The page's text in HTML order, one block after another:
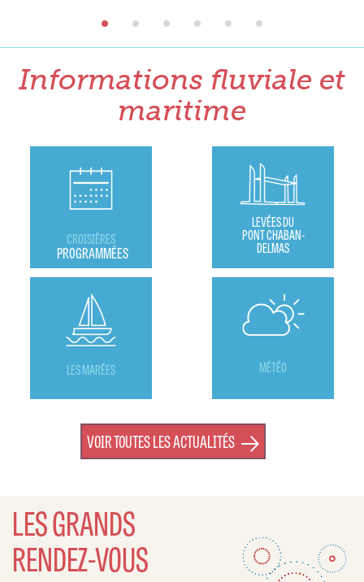
Informations fluviale et
maritime
CROISIÈRES
PROGRAMMÉES
LEVÉES DU
PONT CHABAN-
DELMAS
LES MARÉES MÉTÉO
VOIR TOUTES LES ACTUALITÉS
LES GRANDS
RENDEZ-VOUS